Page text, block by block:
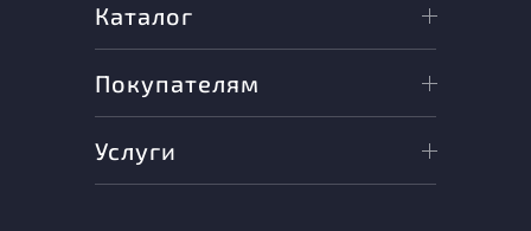
Каталог
Покупателям
Услуги